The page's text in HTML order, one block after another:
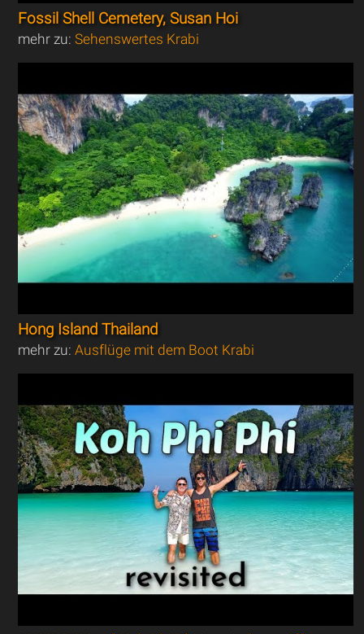
Fossil Shell Cemetery, Susan Hoi
mehr zu:Sehenswertes Krabi
Hong Island Thailand
mehr zu:Ausflüge mit dem Boot Krabi